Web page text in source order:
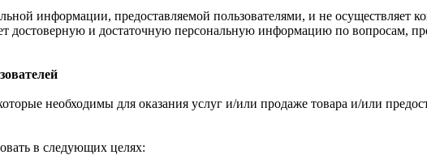
информации, предоставляемой пользователями, и не осуществляет
достоверную и достаточную персональную информацию по вопросам,
необходимы для оказания услуг и/или продаже товара и/или
в следующих целях: